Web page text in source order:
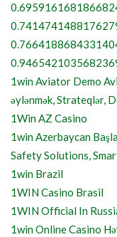
1win Aviator Demo
əylənmək, Strateqlər,
1Win AZ Casino
1win Azerbaycan
Safety Solutions,
1win Brazil
1WIN Casino Brasil
1WIN Official In
1win Online Casino